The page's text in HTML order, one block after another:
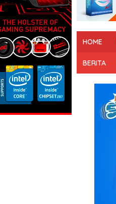
HOME
BERITA